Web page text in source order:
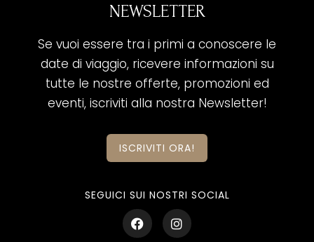
NEWSLETTER
Se vuoi essere tra i primi a conoscere le
date di viaggio, ricevere informazioni su
tutte le nostre offerte, promozioni ed
eventi, iscriviti alla nostra Newsletter!
ISCRIVITI ORA!
SEGUICI SUI NOSTRI SOCIAL